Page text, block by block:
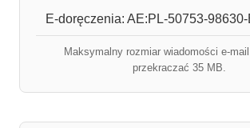
E-doręczenia: AE:PL-50753-
Maksymalny rozmiar wiadomości e-
przekraczać 35 MB.